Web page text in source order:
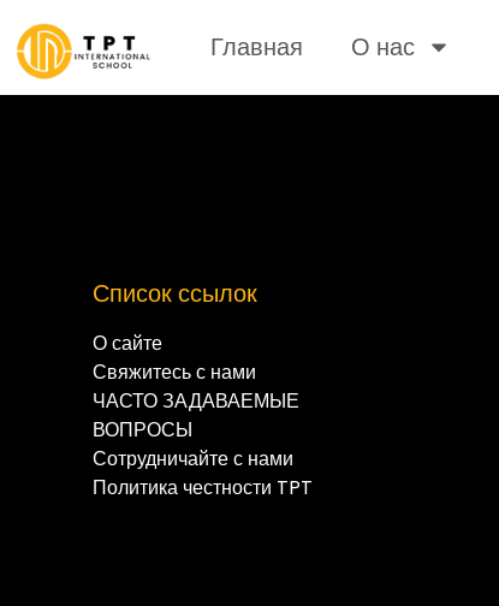
Главная О нас
Список ссылок
О сайте
Свяжитесь с нами
ЧАСТО ЗАДАВАЕМЫЕ
ВОПРОСЫ
Сотрудничайте с нами
Политика честности TPT